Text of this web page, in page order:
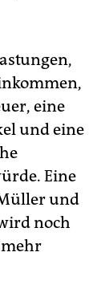
eine
und eine
Eine
und
noch
mehr